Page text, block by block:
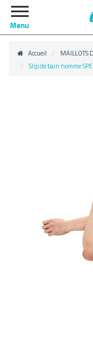
Menu
Accueil MAILLOTS
Slip de bain homme